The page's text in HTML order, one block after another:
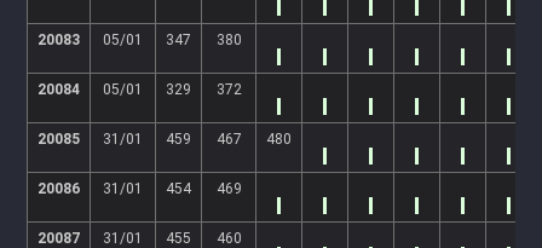
20083 05/01 347 380
20084 05/01 329 372
20085 31/01 459 467 480
20086 31/01 454 469
20087 31/01 455 460